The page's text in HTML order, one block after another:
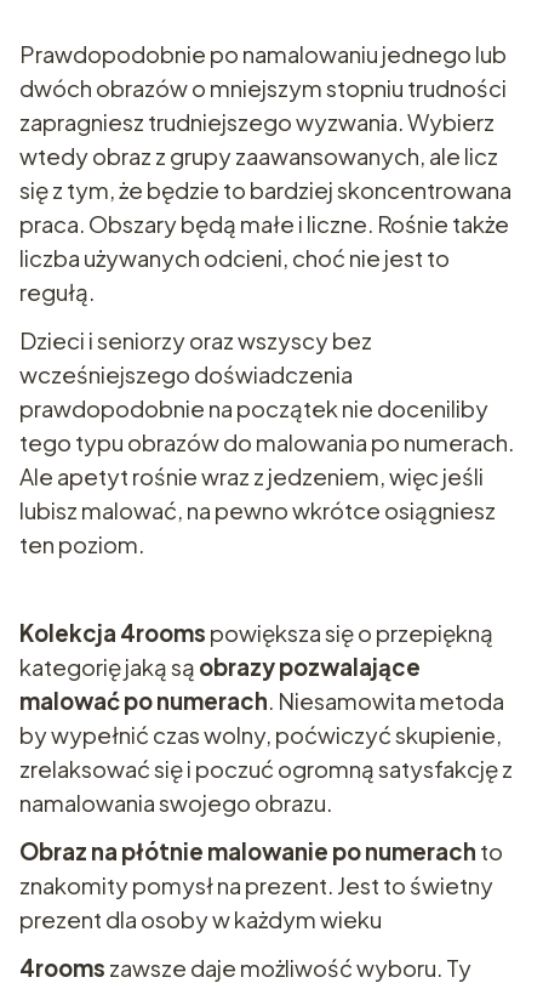
Prawdopodobnie po namalowaniu jednego lub
dwóch obrazów o mniejszym stopniu trudności
zapragniesz trudniejszego wyzwania. Wybierz
wtedy obraz z grupy zaawansowanych, ale licz
się z tym, że będzie to bardziej skoncentrowana
praca. Obszary będą małe i liczne. Rośnie także
liczba używanych odcieni, choć nie jest to
regułą.
Dzieci i seniorzy oraz wszyscy bez
wcześniejszego doświadczenia
prawdopodobnie na początek nie doceniliby
tego typu obrazów do malowania po numerach.
Ale apetyt rośnie wraz z jedzeniem, więc jeśli
lubisz malować, na pewno wkrótce osiągniesz
ten poziom.
Kolekcja 4rooms powiększa się o przepiękną
kategorię jaką są obrazy pozwalające
malować po numerach. Niesamowita metoda
by wypełnić czas wolny, poćwiczyć skupienie,
zrelaksować się i poczuć ogromną satysfakcję z
namalowania swojego obrazu.
Obraz na płótnie malowanie po numerach to
znakomity pomysł na prezent. Jest to świetny
prezent dla osoby w każdym wieku
4rooms zawsze daje możliwość wyboru. Ty